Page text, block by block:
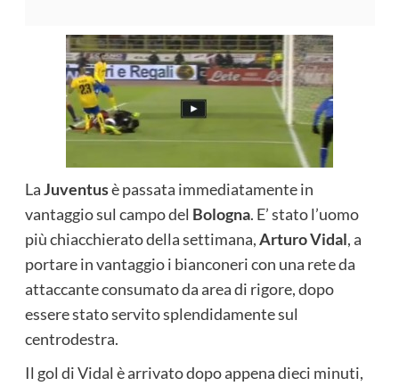
LaJuventusè passata immediatamente in
vantaggio sul campo del Bologna. E’ stato l’uomo
più chiacchierato della settimana,Arturo Vidal, a
portare in vantaggio i bianconeri con una rete da
attaccante consumato da area di rigore, dopo
essere stato servito splendidamente sul
centrodestra.
Il gol di Vidal è arrivato dopo appena dieci minuti,